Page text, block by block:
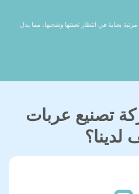
بعناية في انتظار تعبئتها وشحنها، مما يدل
تصنيع عربات
لدينا؟